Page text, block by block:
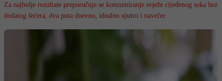
Za najbolje rezultate preporučuje se konzumiranje svježe cijeđenog soka bez
dodatog šećera, dva puta dnevno, idealno ujutro i navečer.